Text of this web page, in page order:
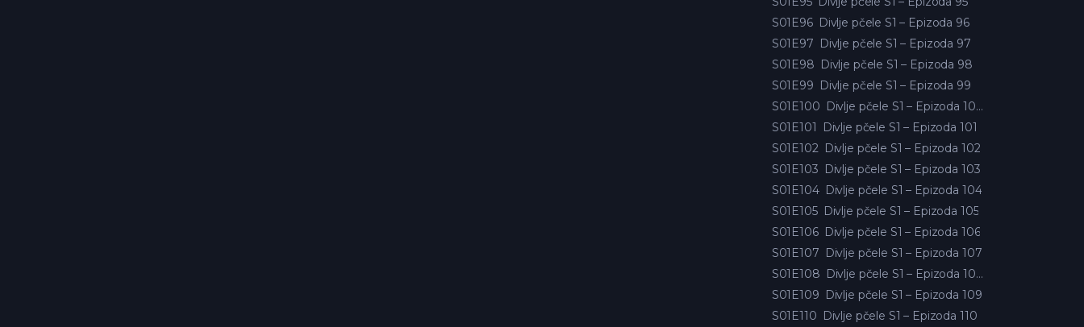
S01E96 Divlje pčele S1 – Epizoda 96
S01E97 Divlje pčele S1 – Epizoda 97
S01E98 Divlje pčele S1 – Epizoda 98
S01E99 Divlje pčele S1 – Epizoda 99
S01E100
Divlje pčele S1 – Epizoda 100
S01E101
Divlje pčele S1 – Epizoda 101
S01E102 Divlje pčele S1 – Epizoda 102
S01E103 Divlje pčele S1 – Epizoda 103
S01E104 Divlje pčele S1 – Epizoda 104
S01E105 Divlje pčele S1 – Epizoda 105
S01E106 Divlje pčele S1 – Epizoda 106
S01E107 Divlje pčele S1 – Epizoda 107
S01E108
Divlje pčele S1 – Epizoda 108
S01E109 Divlje pčele S1 – Epizoda 109
S01E110 Divlje pčele S1 – Epizoda 110